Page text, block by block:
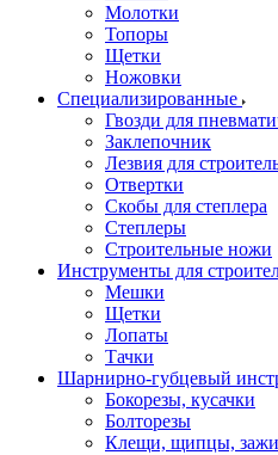
Молотки
Топоры
Щетки
Ножовки
Специализированные
Гвозди для
Заклепочник
Лезвия для
Отвертки
Скобы для степлера
Степлеры
Строительные ножи
Инструменты для
Мешки
Щетки
Лопаты
Тачки
Шарнирно-губцевый
Бокорезы, кусачки
Болторезы
Клещи, щипцы,